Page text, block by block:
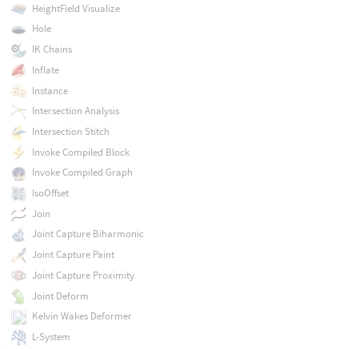
HeightField Visualize
Hole
IK Chains
Inflate
Instance
Intersection Analysis
Intersection Stitch
Invoke Compiled Block
Invoke Compiled Graph
IsoOffset
Join
Joint Capture Biharmonic
Joint Capture Paint
Joint Capture Proximity
Joint Deform
Kelvin Wakes Deformer
L-System